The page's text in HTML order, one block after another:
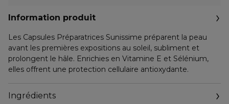
Information produit
Les Capsules Préparatrices Sunissime préparent la peau
avant les premières expositions au soleil, subliment et
prolongent le hâle. Enrichies en Vitamine E et Sélénium,
elles offrent une protection cellulaire antioxydante.
Ingrédients